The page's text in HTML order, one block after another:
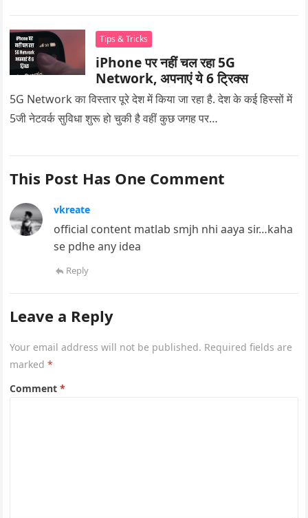
Tips & Tricks
iPhone पर नहीं चल रहा 5G
Network, अपनाएं ये 6 ट्रिक्स
5G Network का विस्तार पूरे देश में किया जा रहा है. देश के कई हिस्सों में
5जी नेटवर्क सुविधा शुरू हो चुकी है वहीं कुछ जगह पर…
This Post Has One Comment
vkreate
official content matlab smjh nhi aaya sir…kaha
se pdhe any idea
Reply
Leave a Reply
Your email address will not be published. Required fields are
marked*
Comment*